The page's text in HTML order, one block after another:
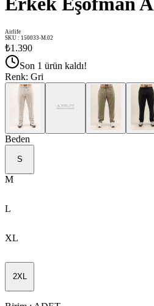
Airlife
SKU : 150033-M.02
₺1.390
Son 1 ürün kaldı!
Renk: Gri
Beden
S
M
L
XL
2XL